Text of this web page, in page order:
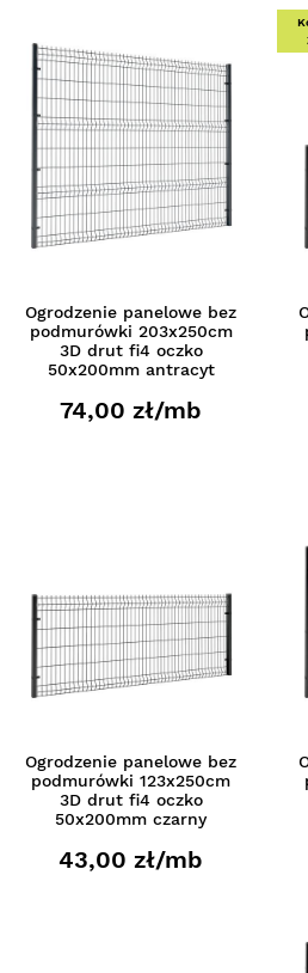
Ogrodzenie panelowe bez
podmurówki 203x250cm
3D drut fi4 oczko
50x200mm antracyt
74,00 zł/mb
Ogrodzenie panelowe bez
podmurówki 123x250cm
3D drut fi4 oczko
50x200mm czarny
43,00 zł/mb